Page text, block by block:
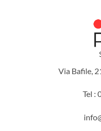
Via Bafile,
Tel :